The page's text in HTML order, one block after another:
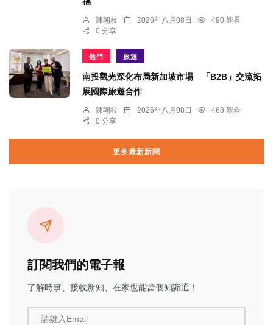
陳朝枝 2026年八月08日
490 觀看
0 分享
熱門 旅遊
南投觀光深化布局新加坡市場 「B2B」交流拓
展國際旅遊合作
陳朝枝 2026年八月08日
468 觀看
0 分享
更多最新新聞
訂閱我們的電子報
了解時事、接收新知、在家也能當個知識通！
請鍵入Email